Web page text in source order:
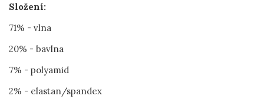
Složení:
71% - vlna
20% - bavlna
7% - polyamid
2% - elastan/spandex